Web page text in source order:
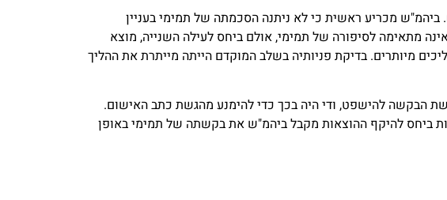
מכן הגישה תמימי בקשה לפי סעיף 80 וביקשה לחייב את המדינה בהוצאות משפט בסך 2,000 ₪. ביהמ"ש מכריע ראשית כי לא ניתנה הסכמתה של תמימי בעניין
מתאימה לסיפורה של תמימי, אולם ביחס לעילה השנייה, מוצא
מיותרים. בדיקת פניותיה בשלב המוקדם הייתה מייתרת את ההליך
הבקשה להישפט, ודי היה בכך כדי להימנע מהגשת כתב האישום.
ביחס להיקף ההוצאות מקבל ביהמ"ש את בקשתה של תמימי באופן